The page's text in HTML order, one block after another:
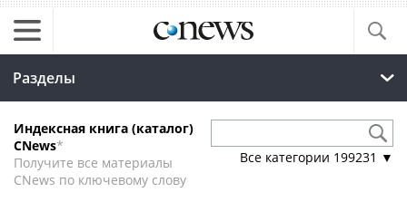
Разделы
Индексная книга (каталог)
CNews*
Получите все материалы
CNews по ключевому слову
Все категории 199231 ▼